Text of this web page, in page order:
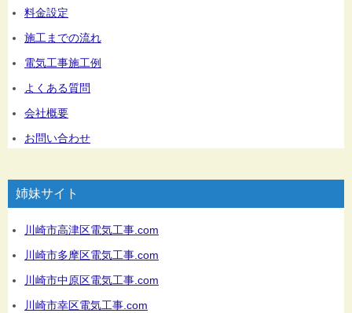
料金設定
施工までの流れ
電気工事施工例
よくある質問
会社概要
お問い合わせ
姉妹サイト
川崎市高津区電気工事.com
川崎市多摩区電気工事.com
川崎市中原区電気工事.com
川崎市幸区電気工事.com